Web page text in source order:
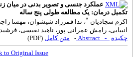
عملکرد جنسی و تصویر بدنی در میان
تکمیل درمان: یک مطالعه طولی پنج ساله
اکرم سجادیان ، ندا قمرزاد شیشوان، مهسا راجی
انبیایی، رامش عمرانی پور، ناهید نفیسی، فرشید
چکیده - Abstract
- متن کامل(PDF)
to Original Issue